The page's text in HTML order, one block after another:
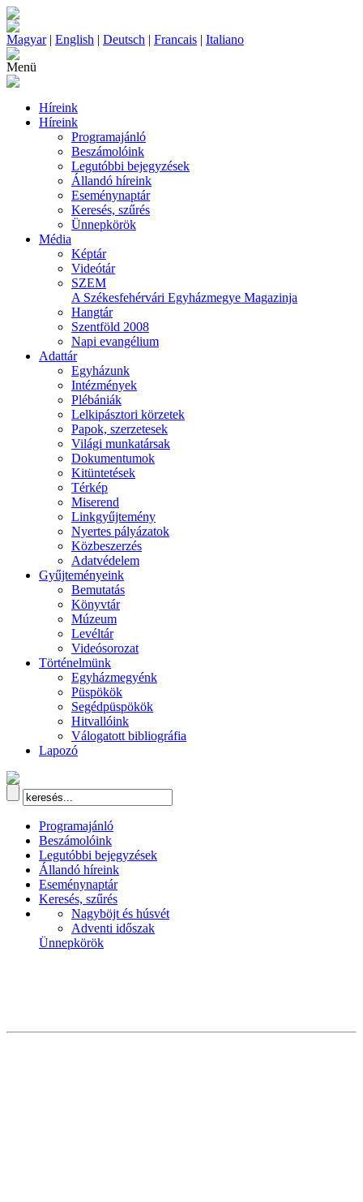
Magyar| English | Deutsch | Francais | Italiano
Menü
Híreink
Híreink
Programajánló
Beszámolóink
Legutóbbi bejegyzések
Állandó híreink
Eseménynaptár
Keresés, szűrés
Ünnepkörök
Média
Képtár
Videótár
SZEM
A Székesfehérvári Egyházmegye Magazinja
Hangtár
Szentföld 2008
Napi evangélium
Adattár
Egyházunk
Intézmények
Plébániák
Lelkipásztori körzetek
Papok, szerzetesek
Világi munkatársak
Dokumentumok
Kitüntetések
Térkép
Miserend
Linkgyűjtemény
Nyertes pályázatok
Közbeszerzés
Adatvédelem
Gyűjteményeink
Bemutatás
Könyvtár
Múzeum
Levéltár
Videósorozat
Történelmünk
Egyházmegyénk
Püspökök
Segédpüspökök
Hitvallóink
Válogatott bibliográfia
Lapozó
Programajánló
Beszámolóink
Legutóbbi bejegyzések
Állandó híreink
Eseménynaptár
Keresés, szűrés
Nagyböjt és húsvét
Adventi időszak
Ünnepkörök